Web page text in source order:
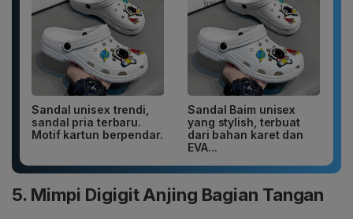
Sandal unisex trendi,
sandal pria terbaru.
Motif kartun berpendar.
Sandal Baim unisex
yang stylish, terbuat
dari bahan karet dan
EVA...
5. Mimpi Digigit Anjing Bagian Tangan